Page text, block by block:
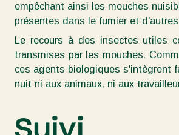
empêchant ainsi les mouches
présentes dans le fumier et
Le recours à des insectes utiles
transmises par les mouches.
ces agents biologiques s'intègrent
nuit ni aux animaux, ni aux